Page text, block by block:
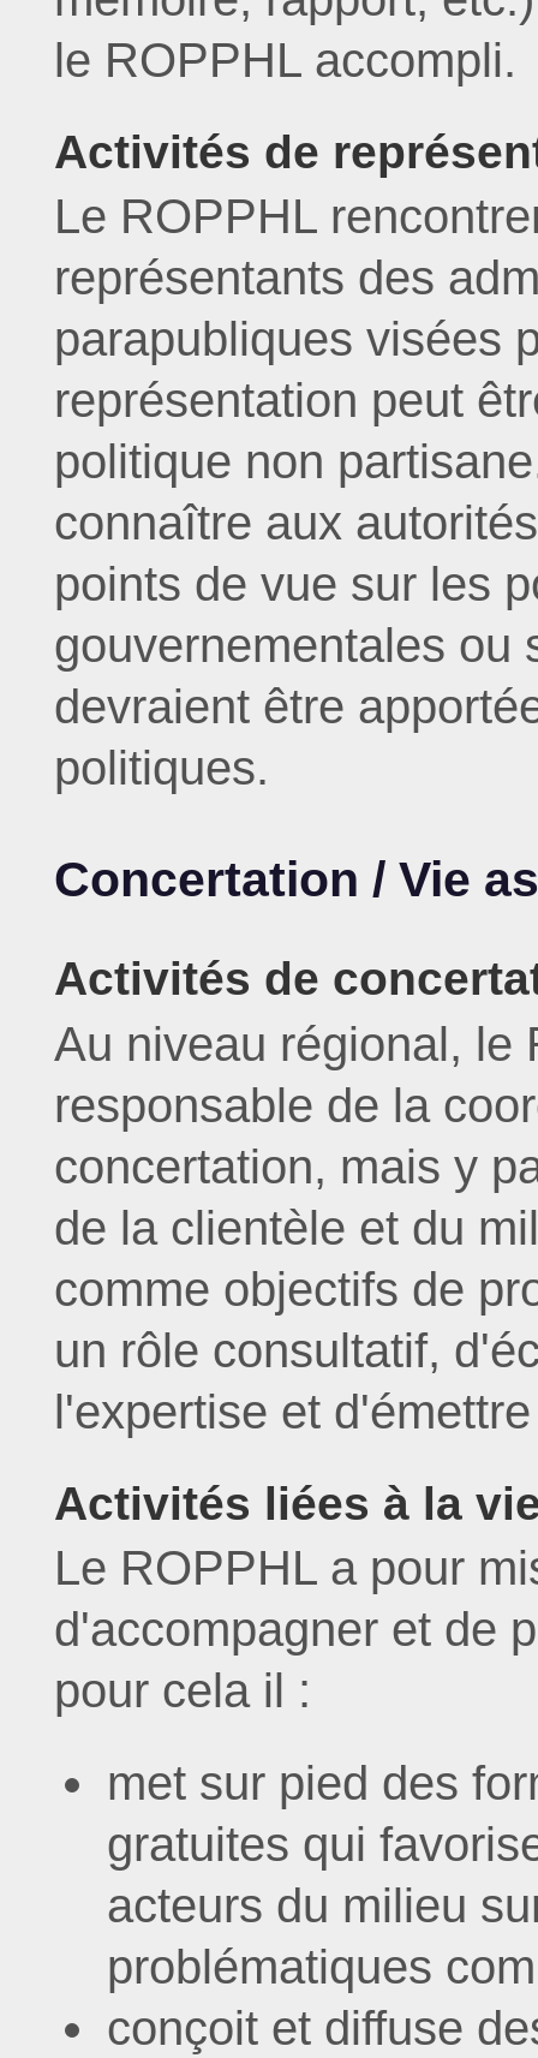
le ROPPHL accompli.
Activités de
Le ROPPHL
représentants des
parapubliques visées
représentation peut
politique non
connaître aux
points de vue sur les
gouvernementales ou
devraient être
politiques.
Concertation / Vie
Activités de
Au niveau régional, le
responsable de la
concertation, mais y
de la clientèle et du
comme objectifs de
un rôle consultatif,
l'expertise et
Activités liées à la
Le ROPPHL a pour
d'accompagner et de
pour cela il :
met sur pied des
gratuites qui
acteurs du milieu
problématiques
conçoit et diffuse